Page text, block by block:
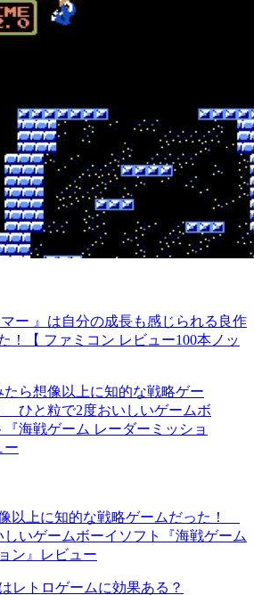
マー 』は自分の成長も感じられる良作
！【 ファミコン レビュー100本ノッ
以上に知的な戦略ゲームだった！
いゲームボーイソフト『海戦ゲーム
ン』レビュー